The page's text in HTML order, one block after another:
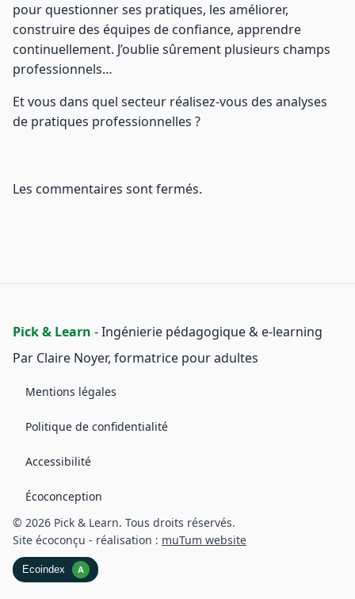
pour questionner ses pratiques, les améliorer,
construire des équipes de confiance, apprendre
continuellement. J’oublie sûrement plusieurs champs
professionnels…
Et vous dans quel secteur réalisez-vous des analyses
de pratiques professionnelles ?
Les commentaires sont fermés.
Pick & Learn - Ingénierie pédagogique & e‑learning
Par Claire Noyer, formatrice pour adultes
Mentions légales
Politique de confidentialité
Accessibilité
Écoconception
© 2026 Pick & Learn. Tous droits réservés.
Site écoconçu - réalisation : muTum website